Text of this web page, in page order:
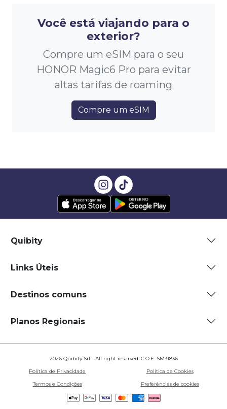
Você está viajando para o
exterior?
Compre um eSIM para o seu
HONOR Magic6 Pro para evitar
altas tarifas de roaming
Compre um eSIM
Quibity
Links Úteis
Destinos comuns
Planos Regionais
2026 Quibity Srl - All right reserved. C.O.E. SM31836
Política de Privacidade
Política de Cookies
Termos e Condições
Preferências de cookies